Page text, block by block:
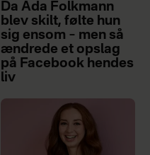
Da Ada Folkmann
blev skilt, følte hun
sig ensom – men så
ændrede et opslag
på Facebook hendes
liv